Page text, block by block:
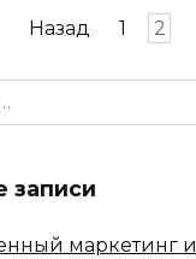
Назад 1 2
записи
маркетинг и